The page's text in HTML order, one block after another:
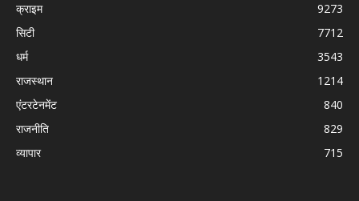
क्राइम
9273
सिटी
7712
धर्म
3543
राजस्थान
1214
एंटरटेनमेंट
840
राजनीति
829
व्यापार
715